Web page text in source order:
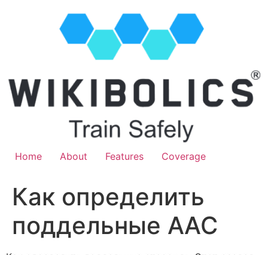
Home About Features Coverage
Как определить
поддельные ААС